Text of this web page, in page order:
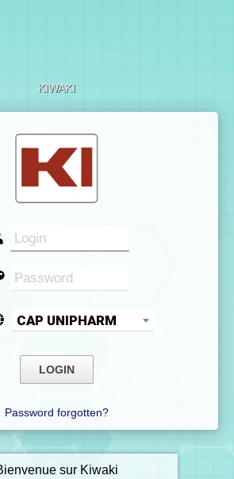
KIWAKI
CAP UNIPHARM
Password forgotten?
sur Kiwaki